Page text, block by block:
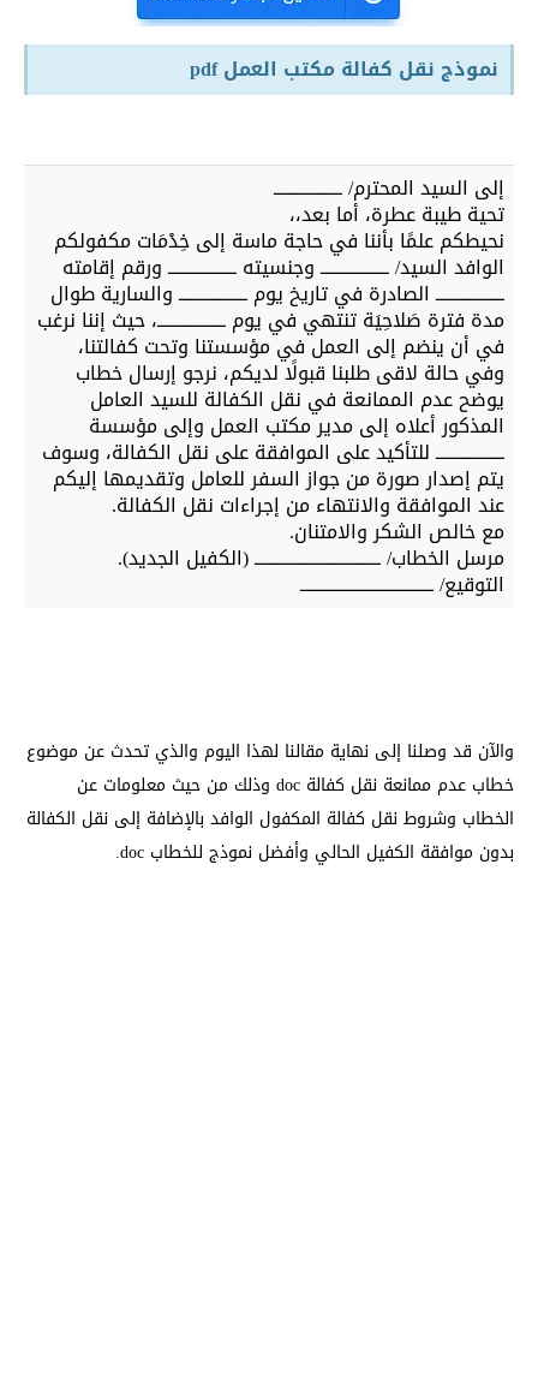
نموذج نقل كفالة مكتب العمل pdf
إلى السيد المحترم/ ـــــــــــــــــــ
تحية طيبة عطرة، أما بعد،،
نحيطكم علمًا بأننا في حاجة ماسة إلى خِدْمَات مكفولكم
الوافد السيد/ ـــــــــــــــــــ وجنسيته ـــــــــــــــــــ ورقم إقامته
ـــــــــــــــــــ الصادرة في تاريخ يوم ـــــــــــــــــــ والسارية طوال
مدة فترة صَلاحِيَة تنتهي في يوم ـــــــــــــــــــ، حيث إننا نرغب
في أن ينضم إلى العمل في مؤسستنا وتحت كفالتنا،
وفي حالة لاقى طلبنا قبولًا لديكم، نرجو إرسال خطاب
يوضح عدم الممانعة في نقل الكفالة للسيد العامل
المذكور أعلاه إلى مدير مكتب العمل وإلى مؤسسة
ـــــــــــــــــــ للتأكيد على الموافقة على نقل الكفالة، وسوف
يتم إصدار صورة من جواز السفر للعامل وتقديمها إليكم
عند الموافقة والانتهاء من إجراءات نقل الكفالة.
مع خالص الشكر والامتنان.
مرسل الخطاب/ ـــــــــــــــــــــــــــــــــــ (الكفيل الجديد).
التوقيع/ ـــــــــــــــــــــــــــــــــــــ
والآن قد وصلنا إلى نهاية مقالنا لهذا اليوم والذي تحدث عن موضوع
خطاب عدم ممانعة نقل كفالة doc وذلك من حيث معلومات عن
الخطاب وشروط نقل كفالة المكفول الوافد بالإضافة إلى نقل الكفالة
بدون موافقة الكفيل الحالي وأفضل نموذج للخطاب doc.